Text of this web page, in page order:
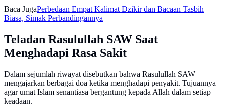
Baca JugaPerbedaan Empat Kalimat Dzikir dan Bacaan Tasbih
Biasa, Simak Perbandingannya
Teladan Rasulullah SAW Saat
Menghadapi Rasa Sakit
Dalam sejumlah riwayat disebutkan bahwa Rasulullah SAW
mengajarkan berbagai doa ketika menghadapi penyakit. Tujuannya
agar umat Islam senantiasa bergantung kepada Allah dalam setiap
keadaan.